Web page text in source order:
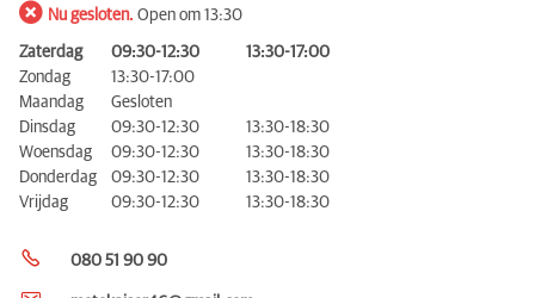
Nu gesloten. Open om 13:30
Zaterdag 09:30-12:30
13:30-17:00
Zondag
13:30-17:00
Maandag
Gesloten
Dinsdag
09:30-12:30
13:30-18:30
Woensdag
09:30-12:30
13:30-18:30
Donderdag
09:30-12:30
13:30-18:30
Vrijdag
09:30-12:30 13:30-18:30
080 51 90 90